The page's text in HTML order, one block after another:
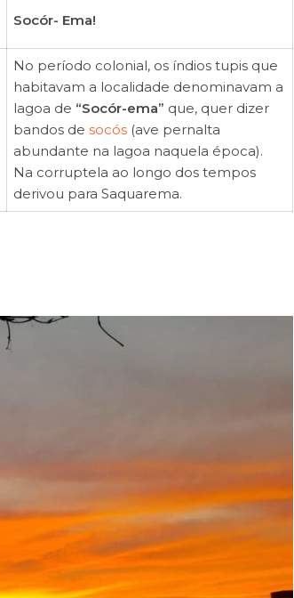
Socór- Ema!
No período colonial, os índios tupis que
habitavam a localidade denominavam a
lagoa de “Socór-ema” que, quer dizer
bandos de socós (ave pernalta
abundante na lagoa naquela época).
Na corruptela ao longo dos tempos
derivou para Saquarema.